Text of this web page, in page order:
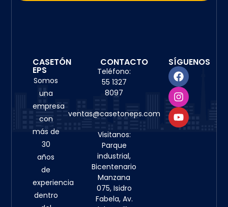
CASETÓN
EPS
Somos
una
empresa
con
más de
30
años
de
experiencia
dentro
CONTACTO
Teléfono:
55 1327
8097
ventas@casetoneps.com
Visitanos:
Parque
industrial,
Bicentenario
Manzana
075, Isidro
Fabela, Av.
SÍGUENOS